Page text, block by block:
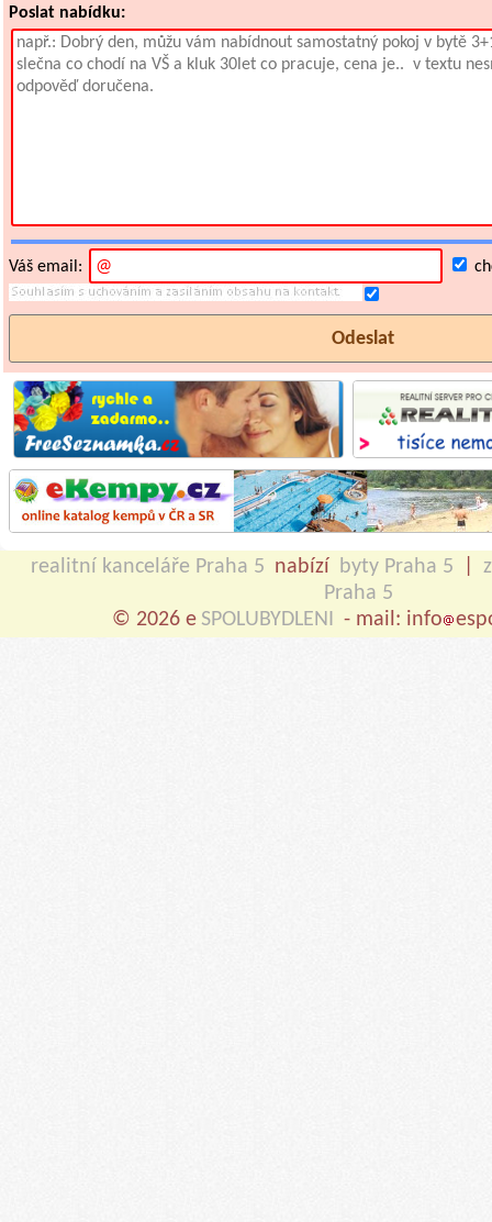
Poslat nabídku:
Váš email:
realitní kanceláře Praha 5 nabízí byty Praha 5
Praha 5
© 2026 e SPOLUBYDLENI - mail: info